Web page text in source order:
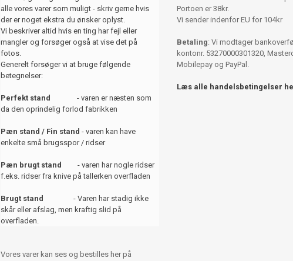
alle vores varer som muligt - skriv gerne hvis
der er noget ekstra du ønsker oplyst.
Vi beskriver altid hvis en ting har fejl eller
mangler og forsøger også at vise det på
fotos.
Generelt forsøger vi at bruge følgende
betegnelser:
Perfekt stand
- varen er næsten som
da den oprindelig forlod fabrikken
Pæn stand / Fin stand - varen kan have
enkelte små brugsspor / ridser
Pæn brugt stand
- varen har nogle ridser
f.eks. ridser fra knive på tallerken overfladen
Brugt stand
- Varen har stadig ikke
skår eller afslag, men kraftig slid på
overfladen.
Vores varer kan ses og bestilles her på
Portoen er 38kr.
Vi sender indenfor EU for 104kr
Betaling: Vi modtager
kontonr. 53270000301320,
Mobilepay og PayPal.
Læs alle handelsbetingelser